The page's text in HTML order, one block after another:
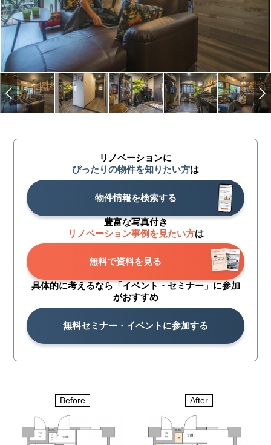
リノベーションに
ぴったりの物件を知りたい方は
物件情報を検索する
豊富な写真付き
リノベーション事例を見たい方は
無料で資料を見る
具体的に考えるなら「イベント・セミナー」に参加
がおすすめ
無料セミナー・イベントに参加する
Before After